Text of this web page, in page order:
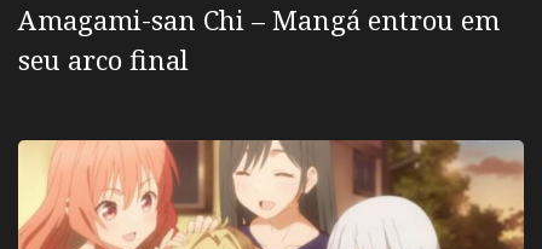
Amagami-san Chi – Mangá entrou em
seu arco final